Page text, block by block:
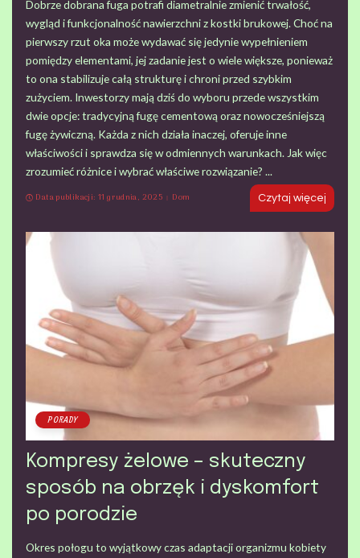
Dobrze dobrana fuga potrafi diametralnie zmienić trwałość,
wygląd i funkcjonalność nawierzchni z kostki brukowej. Choć na
pierwszy rzut oka może wydawać się jedynie wypełnieniem
pomiędzy elementami, jej zadanie jest o wiele większe, ponieważ
to ona stabilizuje całą strukturę i chroni przed szybkim
zużyciem. Inwestorzy mają dziś do wyboru przede wszystkim
dwie opcje: tradycyjną fugę cementową oraz nowocześniejszą
fugę żywiczną. Każda z nich działa inaczej, oferuje inne
właściwości i sprawdza się w odmiennych warunkach. Jak więc
zrozumieć różnice i wybrać właściwe rozwiązanie? ...
Data publikacji: 11 grudnia, 2025
Dom Czytaj więcej
PORADY
Kompresy żelowe – skuteczny
sposób na obrzęk i dyskomfort
po porodzie
Okres połogu to wyjątkowy czas adaptacji organizmu kobiety